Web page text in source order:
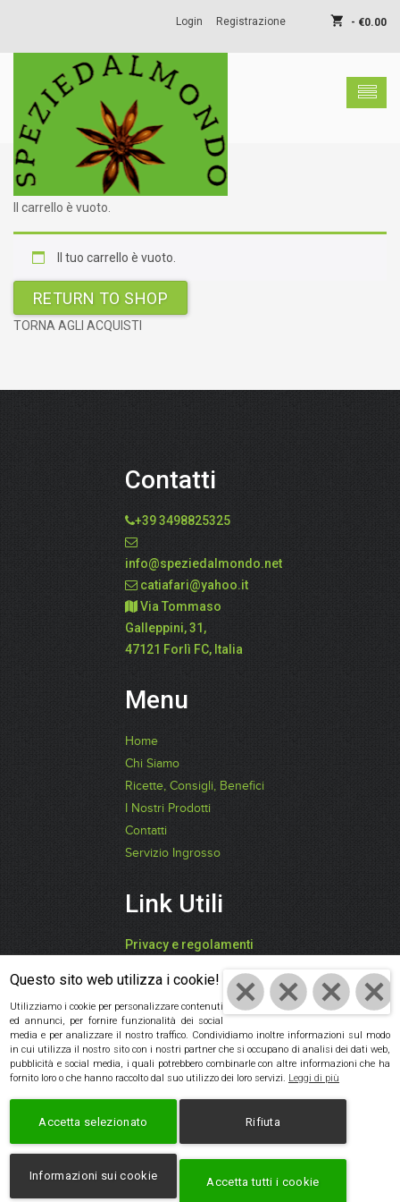
shopping_cart - €0.00
shopping_basket
Nessun prodotto nel carrello.
Login Registrazione
Il carrello è vuoto.
Il tuo carrello è vuoto.
RETURN TO SHOP
TORNA AGLI ACQUISTI
Contatti
+39 3498825325
info@speziedalmondo.net
catiafari@yahoo.it
Via Tommaso
Galleppini, 31,
47121 Forlì FC, Italia
Menu
Home
Chi Siamo
Ricette, Consigli, Benefici
I Nostri Prodotti
Contatti
Servizio Ingrosso
Link Utili
Privacy e regolamenti
"SPEZIEDALMONDO"
P.IVA: 03942850409
Cod. Fisc:
FRACTA61D59D704V
Questo sito web utilizza i cookie!
Utilizziamo i cookie per personalizzare contenuti
ed annunci, per fornire funzionalità dei social
media e per analizzare il nostro traffico. Condividiamo inoltre informazioni sul modo
in cui utilizza il nostro sito con i nostri partner che si occupano di analisi dei dati web,
pubblicità e social media, i quali potrebbero combinarle con altre informazioni che ha
fornito loro o che hanno raccolto dal suo utilizzo dei loro servizi. Leggi di più
Accetta selezionato Rifiuta
Informazioni sui cookie Accetta tutti i cookie